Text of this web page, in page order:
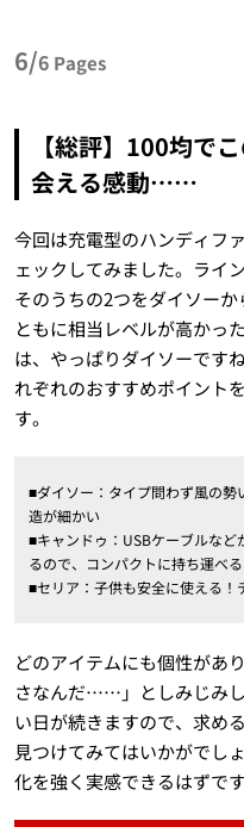
6/6 Pages
【総評】100均で
会える感動……
今回は充電型のハンディフ
ェックしてみました。ライ
そのうちの2つをダイソー
ともに相当レベルが高かっ
は、やっぱりダイソーです
れぞれのおすすめポイント
す。
■ダイソー：タイプ問わず風の
造が細かい
■キャンドゥ：USBケーブルな
るので、コンパクトに持ち運べる
■セリア：子供も安全に使える！
どのアイテムにも個性があ
さなんだ……」としみじみ
い日が続きますので、求め
見つけてみてはいかがでし
化を強く実感できるはずです